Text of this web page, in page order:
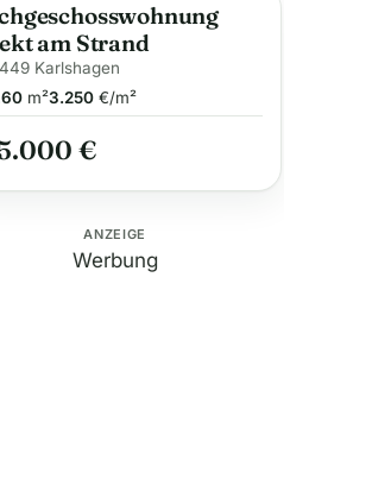
am Strand
Karlshagen
60m²3.250€/m²
€
ANZEIGE
Werbung